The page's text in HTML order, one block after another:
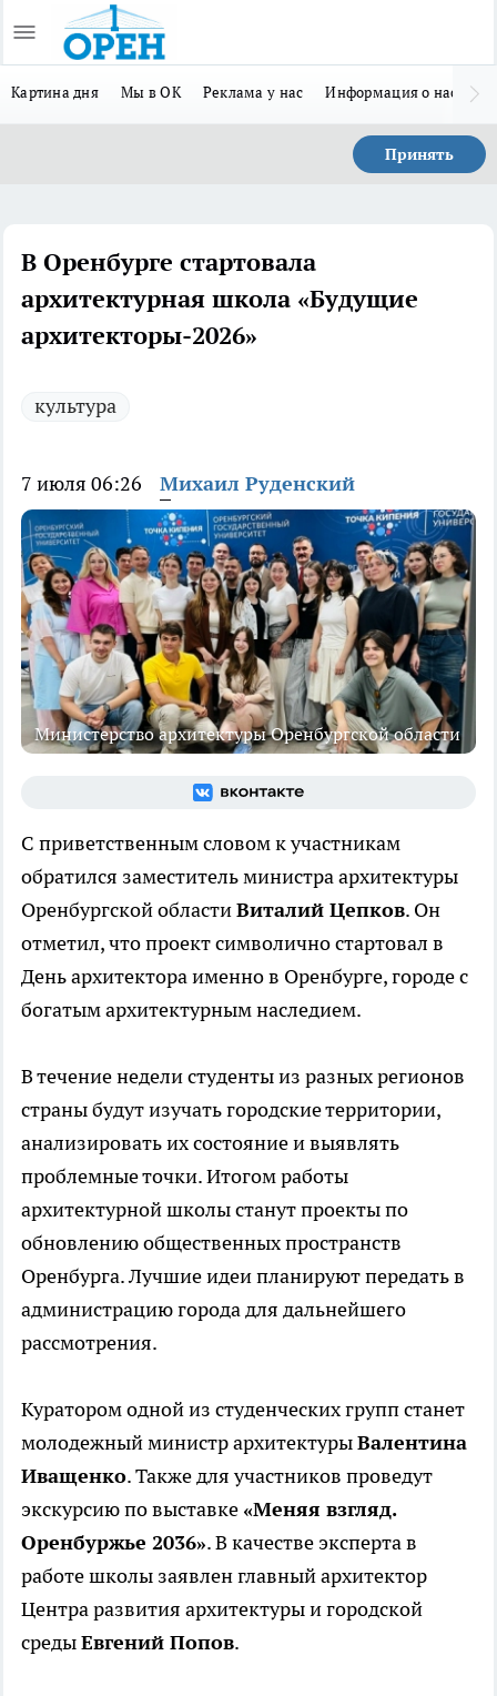
Картина дня Мы в ОК Реклама у нас Информация о нас
Принять
В Оренбурге стартовала
архитектурная школа «Будущие
архитекторы-2026»
культура
7 июля 06:26 Михаил Руденский
Министерство архитектуры Оренбургской области
С приветственным словом к участникам
обратился заместитель министра архитектуры
Оренбургской областиВиталий Цепков. Он
отметил, что проект символично стартовал в
День архитектора именно в Оренбурге, городе с
богатым архитектурным наследием.
В течение недели студенты из разных регионов
страны будут изучать городские территории,
анализировать их состояние и выявлять
проблемные точки. Итогом работы
архитектурной школы станут проекты по
обновлению общественных пространств
Оренбурга. Лучшие идеи планируют передать в
администрацию города для дальнейшего
рассмотрения.
Куратором одной из студенческих групп станет
молодежный министр архитектурыВалентина
Иващенко. Также для участников проведут
экскурсию по выставке «Меняя взгляд.
Оренбуржье 2036». В качестве эксперта в
работе школы заявлен главный архитектор
Центра развития архитектуры и городской
средыЕвгений Попов.